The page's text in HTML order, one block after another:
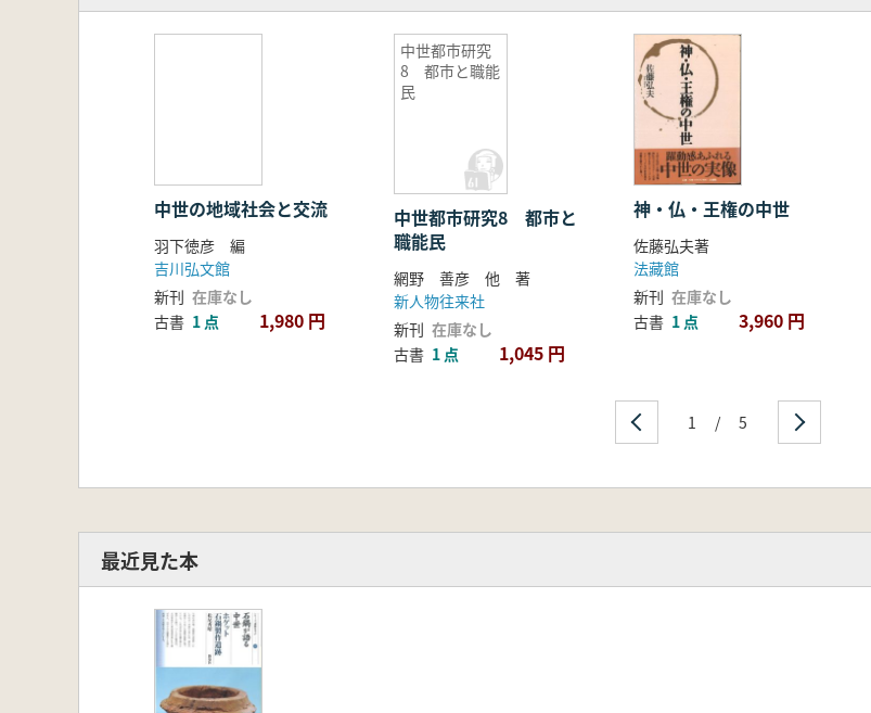
中世の地域社会と交流
羽下徳彦 編
吉川弘文館
新刊 在庫なし
古書 1 点 1,980 円
中世都市研究
8 都市と職能
民
中世都市研究8 都市と
職能民
網野 善彦 他 著
新人物往来社
新刊 在庫なし
古書 1 点 1,045 円
神・仏・王権の中世
佐藤弘夫著
法藏館
新刊 在庫なし
古書 1 点 3,960 円
1 / 5
最近見た本